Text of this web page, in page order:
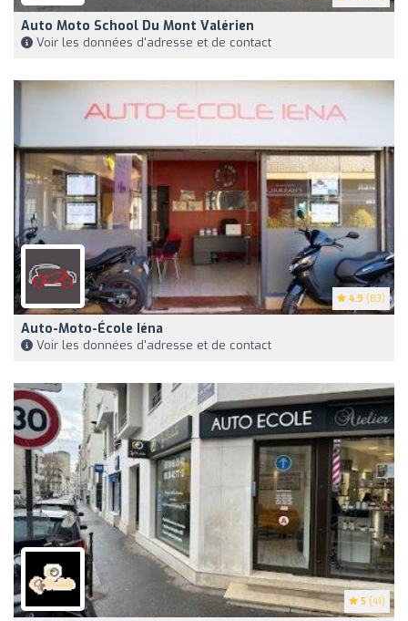
Auto Moto School Du Mont Valérien
Voir les données d'adresse et de contact
4.9 (83)
Auto-Moto-École Iéna
Voir les données d'adresse et de contact
5 (41)